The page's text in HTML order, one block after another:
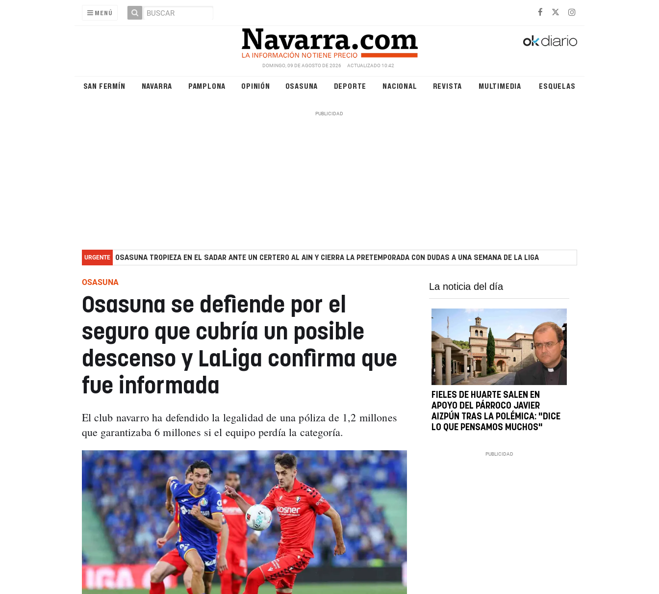
MENÚ
DOMINGO, 09 DE AGOSTO DE 2026 ACTUALIZADO 10:42
SAN FERMÍN NAVARRA PAMPLONA OPINIÓN OSASUNA DEPORTE NACIONAL REVISTA MULTIMEDIA ESQUELAS
URGENTE OSASUNA TROPIEZA EN EL SADAR ANTE UN CERTERO AL AIN Y CIERRA LA PRETEMPORADA CON DUDAS A UNA SEMANA DE LA LIGA
OSASUNA
Osasuna se defiende por el
seguro que cubría un posible
descenso y LaLiga confirma que
fue informada
El club navarro ha defendido la legalidad de una póliza de 1,2 millones
que garantizaba 6 millones si el equipo perdía la categoría.
La noticia del día
FIELES DE HUARTE SALEN EN
APOYO DEL PÁRROCO JAVIER
AIZPÚN TRAS LA POLÉMICA: "DICE
LO QUE PENSAMOS MUCHOS"